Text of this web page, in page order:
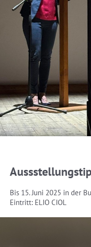
Bis 15. Juni 2025 in der
Eintritt: ELIO CIOL